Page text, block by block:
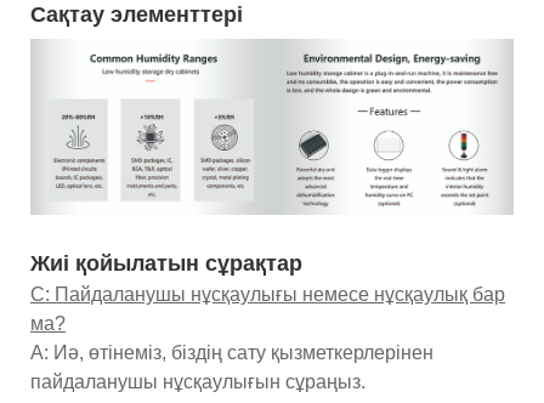
Сақтау элементтері
Жиі қойылатын сұрақтар
С: Пайдаланушы нұсқаулығы немесе нұсқаулық бар
ма?
A: Иә, өтінеміз, біздің сату қызметкерлерінен
пайдаланушы нұсқаулығын сұраңыз.